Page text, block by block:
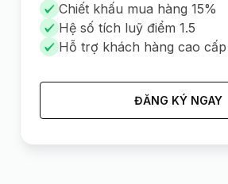
Chiết khấu mua hàng 15%
Hệ số tích luỹ điểm 1.5
Hỗ trợ khách hàng cao cấp
ĐĂNG KÝ NGAY